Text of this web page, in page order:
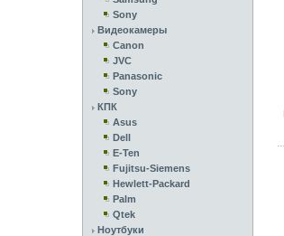
Sony
Видеокамеры
Canon
JVC
Panasonic
Sony
КПК
Asus
Dell
E-Ten
Fujitsu-Siemens
Hewlett-Packard
Palm
Qtek
Ноутбуки